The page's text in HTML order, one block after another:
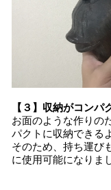
【３】収納がコンパ
お面のような作りの
パクトに収納できる
そのため、持ち運び
に使用可能になりま